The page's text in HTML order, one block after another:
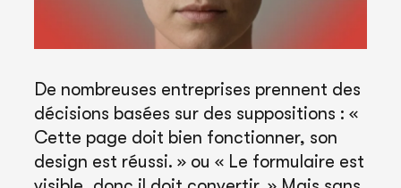
De nombreuses entreprises prennent des
décisions basées sur des suppositions : «
Cette page doit bien fonctionner, son
design est réussi. » ou « Le formulaire est